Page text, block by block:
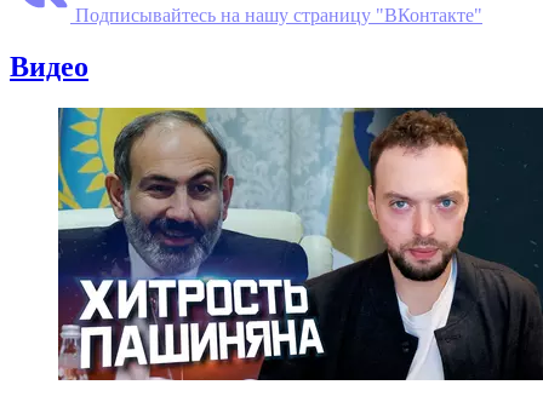
Подписывайтесь на нашу страницу "ВКонтакте"
Видео